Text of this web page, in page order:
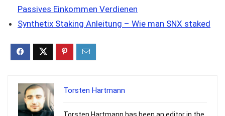
Passives Einkommen Verdienen
Synthetix Staking Anleitung – Wie man SNX staked
Torsten Hartmann
Torsten Hartmann has been an editor in the